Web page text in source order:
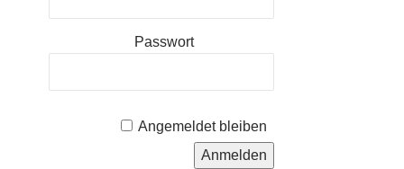
Passwort
Angemeldet bleiben